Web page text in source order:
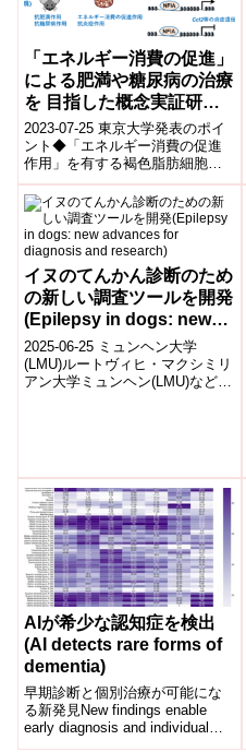
「エネルギー消費の促進」
による肥満や糖尿病の治療
を 目指した概念実証研究
～褐色脂肪細胞の鍵因子
NFIA はエネルギー消費を
促進し炎症を抑制する～
2023-07-25 東京大学発表のポイ
ント◆「エネルギー消費の促進
作用」を有する褐色脂肪細胞の
鍵因子 NFIA の発現量を高めた
遺伝子改変マウスは肥満や糖尿
病...
イヌのてんかん診断のため
の新しい調査ツールを開発
(Epilepsy in dogs: new
advances for diagnosis
and research)
2025-06-25 ミュンヘン大学
(LMU)ルートヴィヒ・マクシミリ
アン大学ミュンヘン(LMU)などの
AIが希少な認知症を検出
(AI detects rare forms of
dementia)
早期診断と個別治療が可能にな
る新発見New findings enable
early diagnosis and individual
therapy2023...